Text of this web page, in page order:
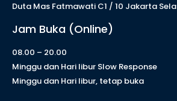
Duta Mas Fatmawati C1 / 10 Jakarta
Jam Buka (Online)
08.00 – 20.00
Minggu dan Hari libur Slow Response
Minggu dan Hari libur, tetap buka